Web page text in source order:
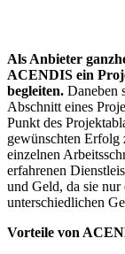
Als Anbieter
ACENDIS ein
begleiten. Daneben
Abschnitt eines
Punkt des
gewünschten
einzelnen
erfahrenen
und Geld, da sie nur
unterschiedlichen
Vorteile von